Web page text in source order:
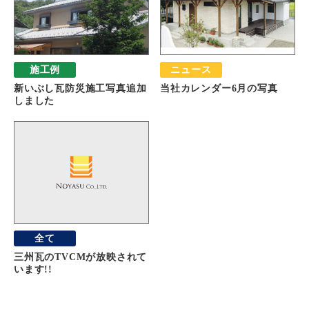
施工例
新いぶし瓦防災施工写真追加
しました
ニュース
当社カレンダー6月の写真
全て
三州瓦のTVCMが放映されて
います!!